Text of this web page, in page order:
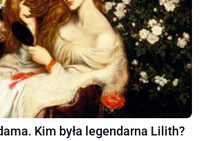
Kim była legendarna Lilith?